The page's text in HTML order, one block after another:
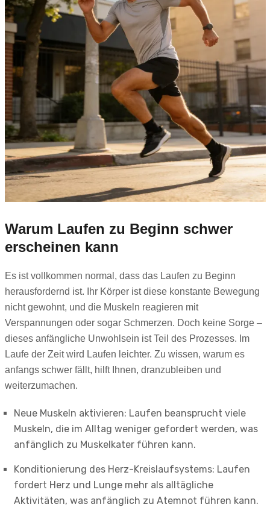
Warum Laufen zu Beginn schwer
erscheinen kann
Es ist vollkommen normal, dass das Laufen zu Beginn
herausfordernd ist. Ihr Körper ist diese konstante Bewegung
nicht gewohnt, und die Muskeln reagieren mit
Verspannungen oder sogar Schmerzen. Doch keine Sorge –
dieses anfängliche Unwohlsein ist Teil des Prozesses. Im
Laufe der Zeit wird Laufen leichter. Zu wissen, warum es
anfangs schwer fällt, hilft Ihnen, dranzubleiben und
weiterzumachen.
Neue Muskeln aktivieren: Laufen beansprucht viele
Muskeln, die im Alltag weniger gefordert werden, was
anfänglich zu Muskelkater führen kann.
Konditionierung des Herz-Kreislaufsystems: Laufen
fordert Herz und Lunge mehr als alltägliche
Aktivitäten, was anfänglich zu Atemnot führen kann.